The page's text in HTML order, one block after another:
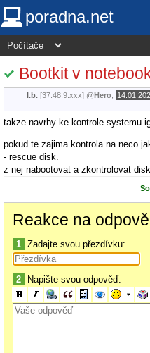
poradna.net
Bootkit v
l.b. [37.48.9.xxx] @Hero
takze navrhy ke kontrole systemu
pokud te zajima kontrola na neco
- rescue disk.
z nej nabootovat a zkontrolovat disk.
Reakce na
1 Zadajte svou přezdívku:
2 Napište svou odpověď: